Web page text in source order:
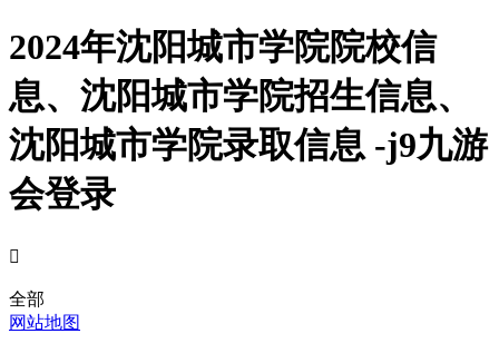
2024年沈阳城市学院院校信
息、沈阳城市学院招生信息、
沈阳城市学院录取信息 -j9九游
会登录

全部
网站地图